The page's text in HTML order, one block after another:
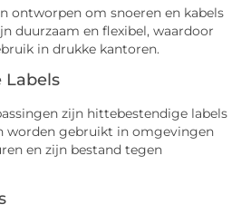
ontworpen om snoeren en kabels
duurzaam en flexibel, waardoor
in drukke kantoren.
Labels
zijn hittebestendige labels
worden gebruikt in omgevingen
en zijn bestand tegen